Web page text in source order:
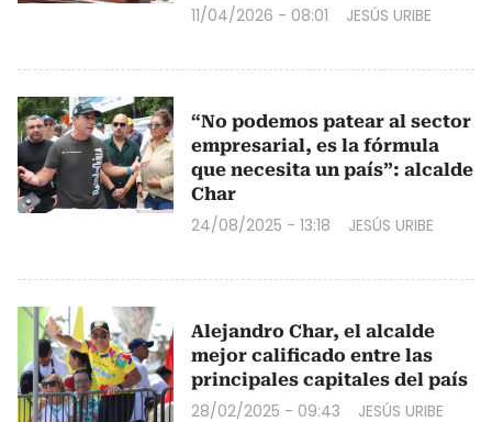
11/04/2026 - 08:01 JESÚS URIBE
“No podemos patear al sector
empresarial, es la fórmula
que necesita un país”: alcalde
Char
24/08/2025 - 13:18 JESÚS URIBE
Alejandro Char, el alcalde
mejor calificado entre las
principales capitales del país
28/02/2025 - 09:43 JESÚS URIBE